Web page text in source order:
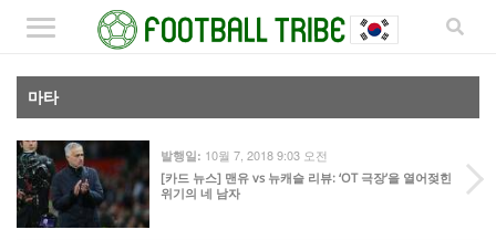
마타
발행일: 10월 7, 2018 9:03 오전
[카드 뉴스] 맨유 vs 뉴캐슬 리뷰: ‘OT 극장’을 열어젖힌
위기의 네 남자